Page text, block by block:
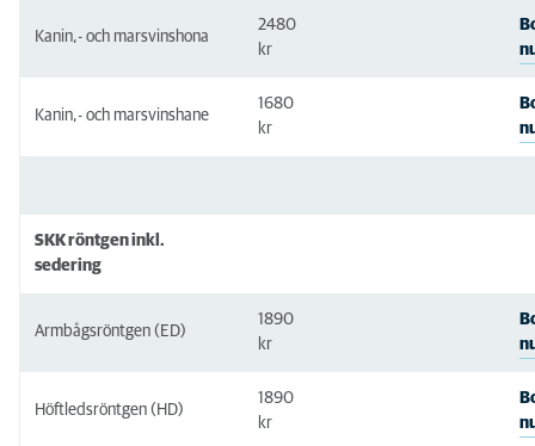
Kanin,- och marsvinshona
2480
kr
Kanin,- och marsvinshane
1680
kr
SKK röntgen inkl.
sedering
Armbågsröntgen (ED)
1890
kr
Höftledsröntgen (HD)
1890
kr